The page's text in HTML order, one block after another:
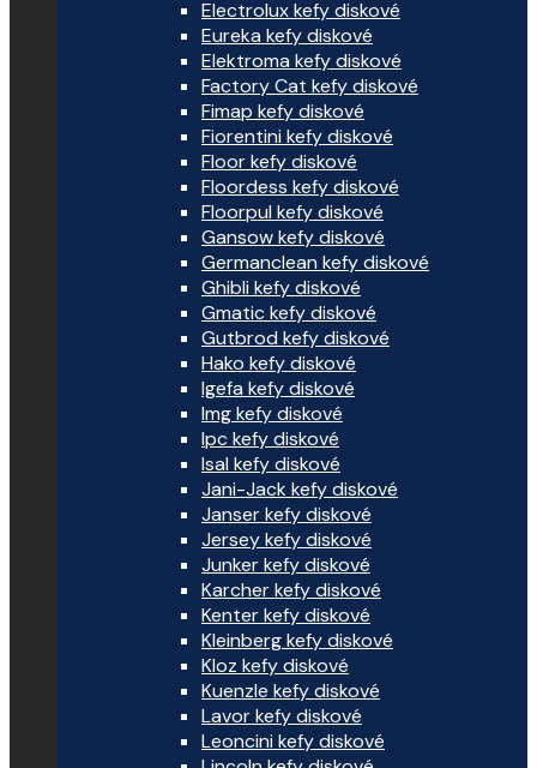
Electrolux kefy diskové
Eureka kefy diskové
Elektroma kefy diskové
Factory Cat kefy diskové
Fimap kefy diskové
Fiorentini kefy diskové
Floor kefy diskové
Floordess kefy diskové
Floorpul kefy diskové
Gansow kefy diskové
Germanclean kefy diskové
Ghibli kefy diskové
Gmatic kefy diskové
Gutbrod kefy diskové
Hako kefy diskové
Igefa kefy diskové
Img kefy diskové
Ipc kefy diskové
Isal kefy diskové
Jani-Jack kefy diskové
Janser kefy diskové
Jersey kefy diskové
Junker kefy diskové
Karcher kefy diskové
Kenter kefy diskové
Kleinberg kefy diskové
Kloz kefy diskové
Kuenzle kefy diskové
Lavor kefy diskové
Leoncini kefy diskové